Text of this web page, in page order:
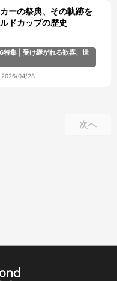
ーの祭典、その軌跡を
ドカップの歴史
集 | 受け継がれる歓喜、世
2026/04/28
次へ